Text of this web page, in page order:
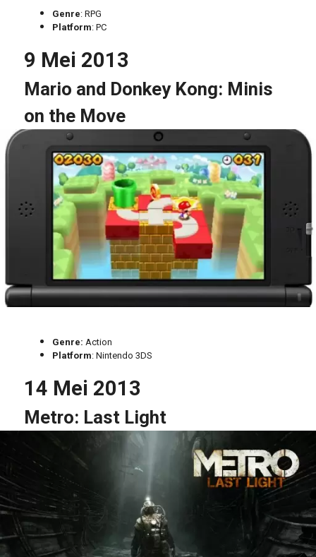
Genre: RPG
Platform: PC
9 Mei 2013
Mario and Donkey Kong: Minis
on the Move
Genre: Action
Platform: Nintendo 3DS
14 Mei 2013
Metro: Last Light